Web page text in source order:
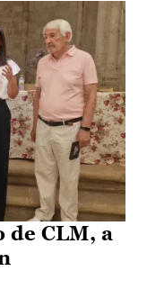
de CLM, a